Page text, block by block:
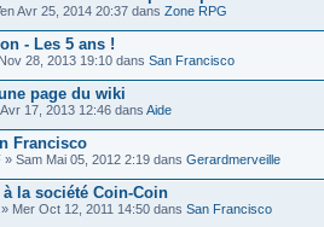
Avr 25, 2014 20:37 dans Zone RPG
- Les 5 ans !
28, 2013 19:10 dans San Francisco
page du wiki
17, 2013 12:46 dans Aide
Francisco
» Sam Mai 05, 2012 2:19 dans Gerardmerveille
la société Coin-Coin
» Mer Oct 12, 2011 14:50 dans San Francisco